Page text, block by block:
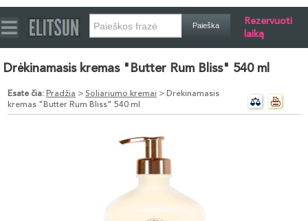
Rezervuoti
laiką
Drėkinamasis kremas "Butter Rum Bliss" 540 ml
Esate čia:Pradžia > Soliariumo kremai > Drėkinamasis
kremas "Butter Rum Bliss" 540 ml